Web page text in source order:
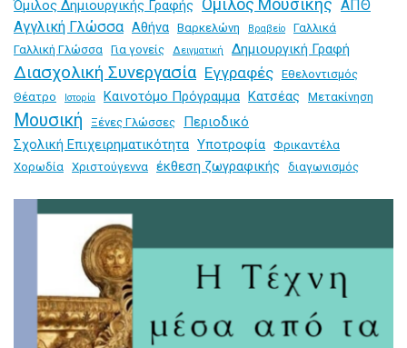
Όμιλος Δημιουργικής Γραφής Όμιλος Μουσικής ΑΠΘ
Αγγλική Γλώσσα Αθήνα Βαρκελώνη Βραβείο
Γαλλικά
Γαλλική Γλώσσα Για γονείς Δειγματική Δημιουργική Γραφή
Διασχολική Συνεργασία Εγγραφές Εθελοντισμός
Θέατρο
Ιστορία Καινοτόμο Πρόγραμμα Κατσέας Μετακίνηση
Μουσική Ξένες Γλώσσες
Περιοδικό
Σχολική Επιχειρηματικότητα Υποτροφία Φρικαντέλα
Χορωδία Χριστούγεννα έκθεση ζωγραφικής διαγωνισμός